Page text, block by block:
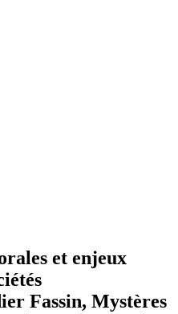
et enjeux
Fassin, Mystères